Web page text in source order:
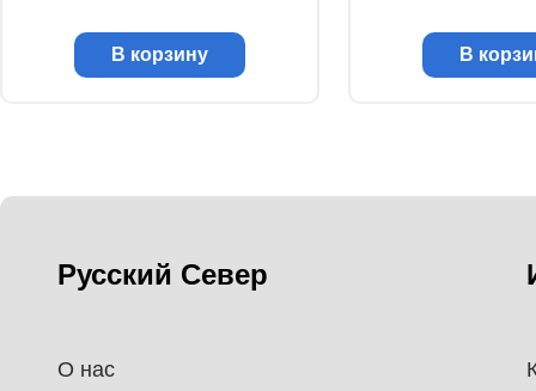
В корзину В
Русский Север
О нас